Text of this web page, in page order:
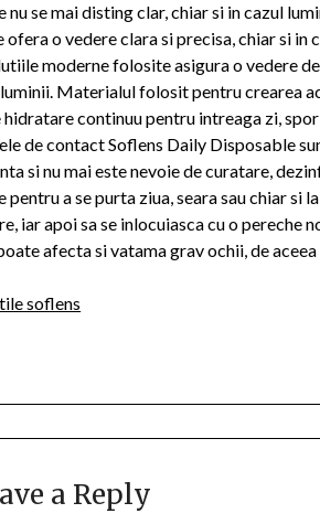
se mai disting clar, chiar si in cazul
o vedere clara si precisa, chiar si in
moderne folosite asigura o vedere
Materialul folosit pentru crearea
continuu pentru intreaga zi,
de contact Soflens Daily Disposable
si nu mai este nevoie de curatare,
a se purta ziua, seara sau chiar si
iar apoi sa se inlocuiasca cu o pereche
afecta si vatama grav ochii, de
soflens
a Reply